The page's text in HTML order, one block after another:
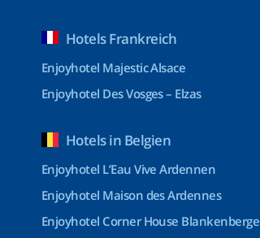
Hotels Frankreich
Enjoyhotel Majestic Alsace
Enjoyhotel Des Vosges – Elzas
Hotels in Belgien
Enjoyhotel L’Eau Vive Ardennen
Enjoyhotel Maison des Ardennes
Enjoyhotel Corner House Blankenberge